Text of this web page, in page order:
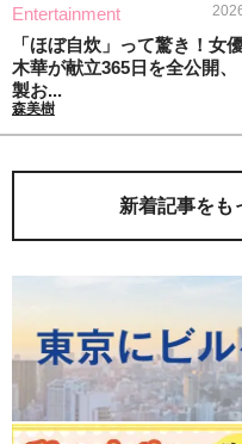
Entertainment
「ほぼ自炊」って驚き！女
木華が献立365日を全公開、
製お...
森美樹
新着記事をも